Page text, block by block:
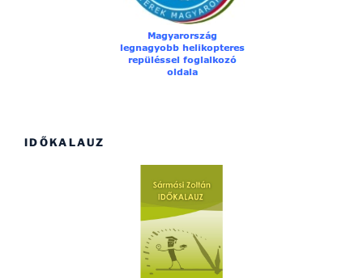
IDŐKALAUZ